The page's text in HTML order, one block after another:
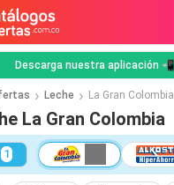
Descarga nuestra aplicación 📲
Leche La Gran Colombia
La Gran Colombia
1